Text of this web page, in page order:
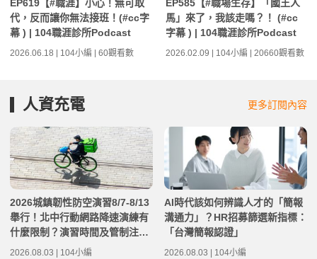
EP619【#職涯】小心！無可取
代，反而讓你無法接班！(#cc字
幕 ) | 104職涯診所Podcast
2026.06.18 | 104小編 | 60觀看數
EP585【#職場生存】「國王人
馬」來了，我該走嗎？！ (#cc
字幕 ) | 104職涯診所Podcast
2026.02.09 | 104小編 | 20660觀看數
人資充電 更多訂閱內容
2026城鎮韌性防空演習8/7-8/13
舉行！北中行動網路降速演練有
什麼限制？演習時間及管制注意
事項整理
2026.08.03 | 104小編
AI時代該如何辨識人才的「簡報
溝通力」？HR招募篩選新指標：
「台灣簡報認證」
2026.08.03 | 104小編